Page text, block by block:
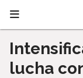
lucha